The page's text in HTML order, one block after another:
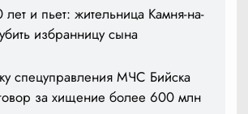
и пьет: жительница Камня-на-
избранницу сына
спецуправления МЧС Бийска
за хищение более 600 млн